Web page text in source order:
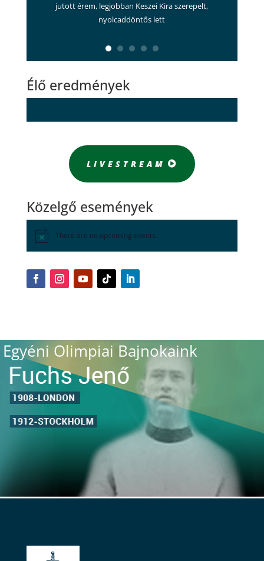
jutott érem, legjobban Keszei Kira szerepelt,
nyolcaddöntős lett
Élő eredmények
LIVESTREAM
Közelgő események
There are no upcoming events.
Egyéni Olimpiai Bajnokaink